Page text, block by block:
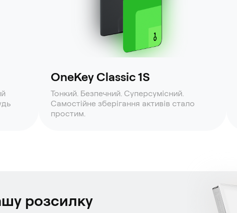
OneKey Classic 1S
Тонкий. Безпечний. Суперсумісний.
Самостійне зберігання активів стало
простим.
розсилку